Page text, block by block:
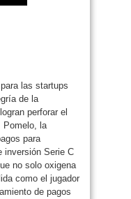
las startups
de la
perforar el
Pomelo, la
para
inversión Serie C
no solo oxigena
como el jugador
de pagos